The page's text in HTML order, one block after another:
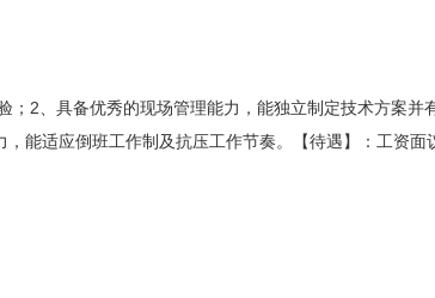
；2、具备优秀的现场管理能力，能独立制定技术方案并
能适应倒班工作制及抗压工作节奏。【待遇】：工资